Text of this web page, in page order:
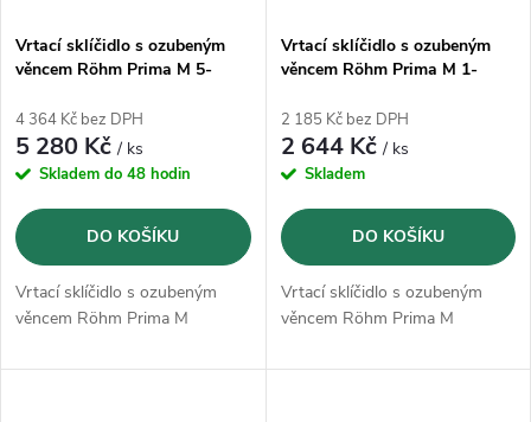
p
r
o
d
u
k
s
p
r
o
d
u
k
Vrtací sklíčidlo s ozubeným
věncem Röhm Prima M 5-
4 364 Kč bez DPH
5 280 Kč/ ks
Skladem do 48 hodin
DO KOŠÍKU
Vrtací sklíčidlo s ozubeným
věncem Röhm Prima M
Vrtací sklíčidlo s ozubeným
věncem Röhm Prima M 1-
2 185 Kč bez DPH
2 644 Kč/ ks
Skladem
DO KOŠÍKU
Vrtací sklíčidlo s ozubeným
věncem Röhm Prima M